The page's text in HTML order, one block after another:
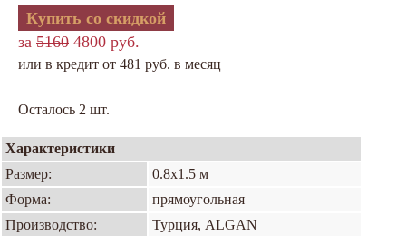
Купить со скидкой
за 5160 4800 руб.
или в кредит от 481 руб. в месяц
Осталось 2 шт.
Характеристики
Размер:
0.8х1.5 м
Форма:
прямоугольная
Производство:
Турция, ALGAN